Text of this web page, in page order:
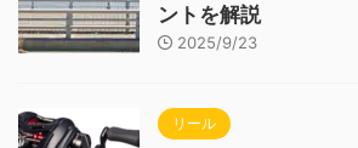
ントを解説
2025/9/23
リール